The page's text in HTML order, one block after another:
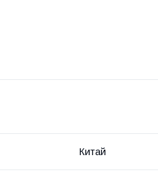
Китай